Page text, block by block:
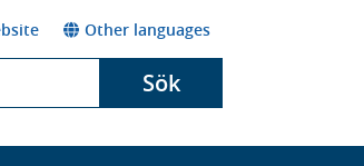
Other languages
Sök